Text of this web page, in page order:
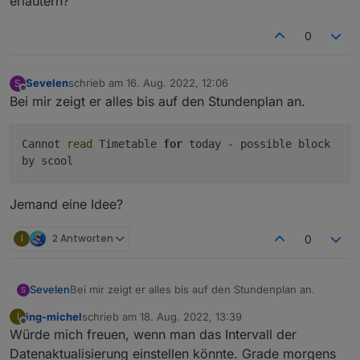
0
S
Offline
Sevelenschrieb am 16. Aug. 2022, 12:06
zuletzt editiert von
Bei mir zeigt er alles bis auf den Stundenplan an.
Cannot read Timetable for today - possible block
by scool
Jemand eine Idee?
I 2 Antworten 0
S SevelenBei mir zeigt er alles bis auf den Stundenplan an.
Jemand eine Idee?
I
Offline
ing-michelschrieb am 18. Aug. 2022, 13:39
zuletzt editiert von
Würde mich freuen, wenn man das Intervall der
Datenaktualisierung einstellen könnte. Grade morgens